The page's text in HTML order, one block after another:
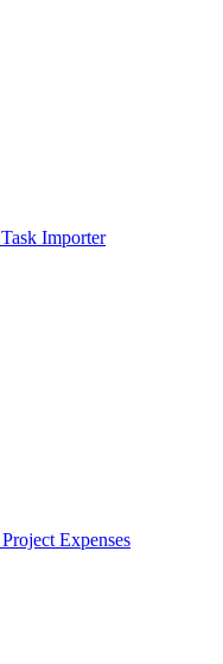
Task Importer
Project Expenses